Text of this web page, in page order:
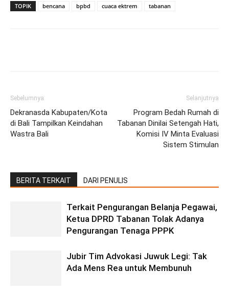
TOPIK bencana bpbd cuaca ektrem tabanan
Sebelumnya
Dekranasda Kabupaten/Kota
di Bali Tampilkan Keindahan
Wastra Bali
Selanjutnya
Program Bedah Rumah di
Tabanan Dinilai Setengah Hati,
Komisi IV Minta Evaluasi
Sistem Stimulan
BERITA TERKAIT DARI PENULIS
Terkait Pengurangan Belanja Pegawai,
Ketua DPRD Tabanan Tolak Adanya
Pengurangan Tenaga PPPK
Jubir Tim Advokasi Juwuk Legi: Tak
Ada Mens Rea untuk Membunuh